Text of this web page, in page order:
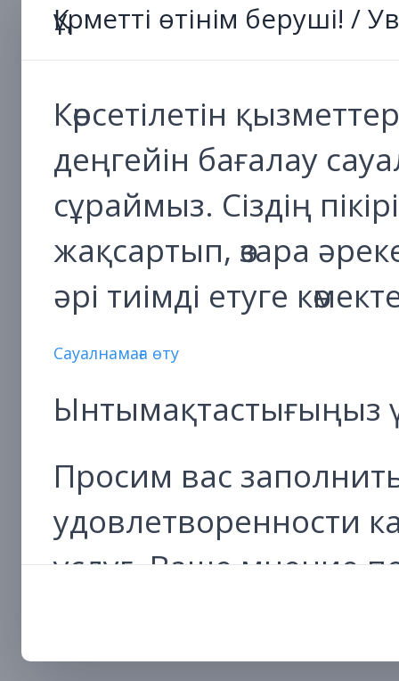
Құрметті өтінім беруші! /
Көрсетілетін
деңгейін бағалау
сұраймыз. Сіздің
жақсартып, өзара
әрі тиімді етуге
Сауалнамаға өту
Ынтымақтастығыңыз
Просим вас
удовлетворенности
услуг. Ваше мнение
удобным и